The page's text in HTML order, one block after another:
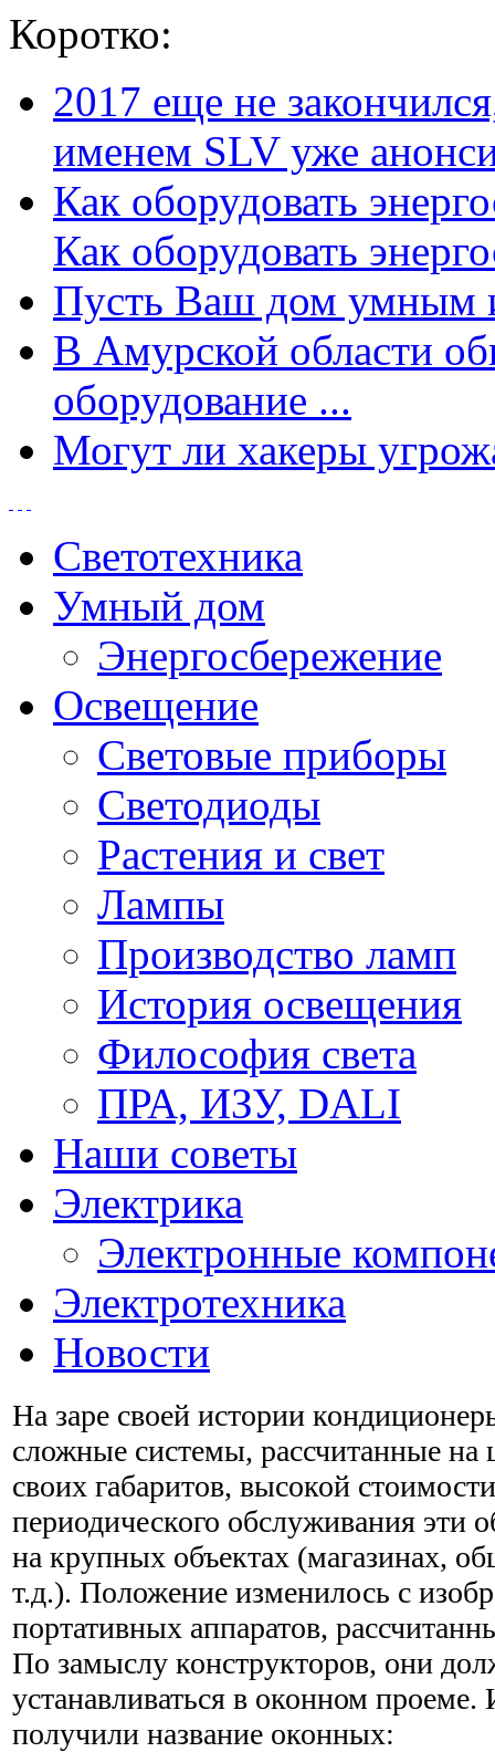
Коротко:
2017 еще не
именем SLV уже
Как оборудовать
Как оборудовать
Пусть Ваш дом умным
В Амурской области
оборудование ...
Могут ли хакеры
Светотехника
Умный дом
Энергосбережение
Освещение
Световые приборы
Светодиоды
Растения и свет
Лампы
Производство ламп
История освещения
Философия света
ПРА, ИЗУ, DALI
Наши советы
Электрика
Электронные
Электротехника
Новости
На заре своей истории
сложные системы, рассчитанные на
своих габаритов, высокой
периодического обслуживания эти
на крупных объектах (магазинах,
т.д.). Положение изменилось с
портативных аппаратов,
По замыслу конструкторов, они
устанавливаться в оконном
получили название оконных: